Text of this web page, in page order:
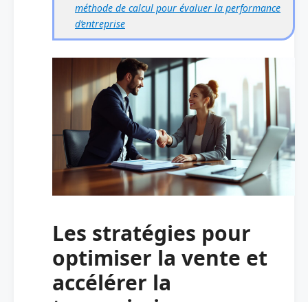
méthode de calcul pour évaluer la performance
d’entreprise
Les stratégies pour
optimiser la vente et
accélérer la